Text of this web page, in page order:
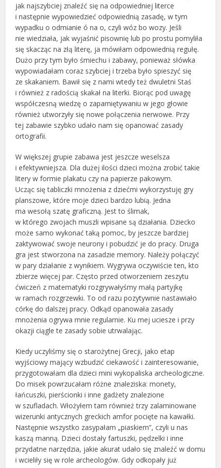
jak najszybciej znaleźć się na odpowiedniej literce
i następnie wypowiedzieć odpowiednią zasadę, w tym
wypadku o odmianie ó na o, czyli wóz bo wozy. Jeśli
nie wiedziała, jak wyjaśnić pisownię lub po prostu pomyliła
się skacząc na złą literę, ja mówiłam odpowiednią regułę.
Dużo przy tym było śmiechu i zabawy, ponieważ słówka
wypowiadałam coraz szybciej i trzeba było spieszyć się
ze skakaniem. Bawił się z nami wtedy też dwuletni Staś
i również z radością skakał na literki. Biorąc pod uwagę
współczesną wiedzę o zapamiętywaniu w jego głowie
również utworzyły się nowe połączenia nerwowe. Przy
tej zabawie szybko udało nam się opanować zasady
ortografii.
W większej grupie zabawa jest jeszcze weselsza
i efektywniejsza. Dla dużej ilości dzieci można zrobić takie
litery w formie plakatu czy na papierze pakowym.
Ucząc się tabliczki mnożenia z dziećmi wykorzystuję gry
planszowe, które moje dzieci bardzo lubią. Jedna
ma wesołą szatę graficzną. Jest to ślimak,
w którego zwojach muszli wpisane są działania. Dziecko
może samo wykonać taką pomoc, by jeszcze bardziej
zaktywować swoje neurony i pobudzić je do pracy. Druga
gra jest stworzona na zasadzie memory. Należy połączyć
w pary działanie z wynikiem. Wygrywa oczywiście ten, kto
zbierze więcej par. Często przed otworzeniem zeszytu
ćwiczeń z matematyki rozgrywałyśmy małą partyjkę
w ramach rozgrzewki. To od razu pozytywnie nastawiało
córkę do dalszej pracy. Odkąd opanowała zasady
mnożenia ogrywa mnie regularnie. Ku mej uciesze i przy
okazji ciągle te zasady sobie utrwalając.
Kiedy uczyliśmy się o starożytnej Grecji, jako etap
wyjściowy mający wzbudzić ciekawość i zainteresowanie,
przygotowałam dla dzieci mini wykopaliska archeologiczne.
Do misek powrzucałam różne znaleziska: monety,
łańcuszki, pierścionki i inne gadżety znalezione
w szufladach. Włożyłem tam również trzy zalaminowane
wizerunki antycznych greckich amfor pocięte na kawałki.
Następnie wszystko zasypałam „piaskiem”, czyli u nas
kaszą manną. Dzieci dostały fartuszki, pędzelki i inne
przydatne narzędzia, jakie akurat udało się znaleźć w domu
i wcieliły się w role archeologów. Gdy odkopały już